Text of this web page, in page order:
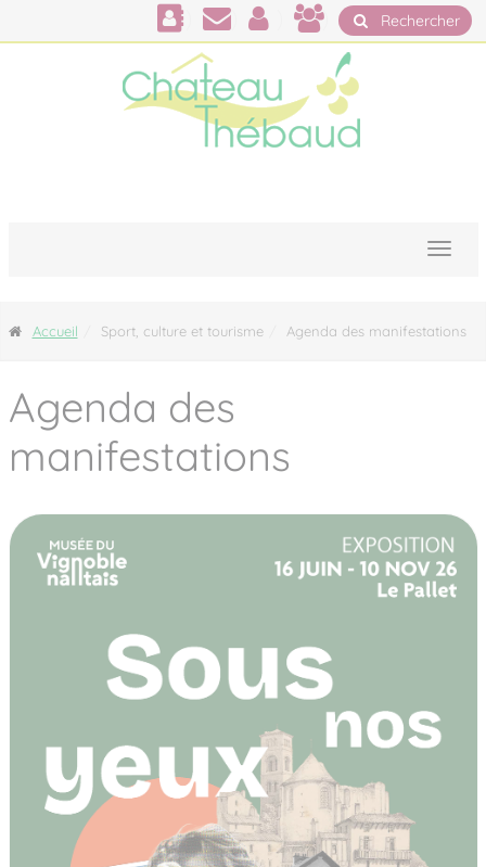
Rechercher
Accueil Sport, culture et tourisme Agenda des manifestations
Agenda des
manifestations
Panneau de gestion des cookies